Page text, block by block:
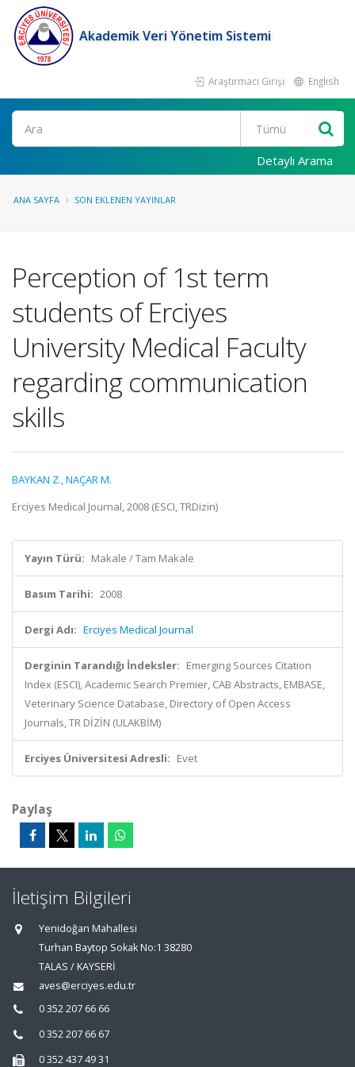
Akademik Veri Yönetim Sistemi
Araştırmacı Girişi English
Ara
Detaylı Arama
ANA SAYFA SON EKLENEN YAYINLAR
Perception of 1st term
students of Erciyes
University Medical Faculty
regarding communication
skills
BAYKAN Z.,NAÇAR M.
Erciyes Medical Journal, 2008 (ESCI, TRDizin)
Yayın Türü: Makale / Tam Makale
Basım Tarihi: 2008
Dergi Adı: Erciyes Medical Journal
Derginin Tarandığı İndeksler: Emerging Sources Citation
Index (ESCI), Academic Search Premier, CAB Abstracts, EMBASE,
Veterinary Science Database, Directory of Open Access
Journals, TR DİZİN (ULAKBİM)
Erciyes Üniversitesi Adresli: Evet
Paylaş
İletişim Bilgileri
Yenidoğan Mahallesi
Turhan Baytop Sokak No:1 38280
TALAS / KAYSERİ
aves@erciyes.edu.tr
0 352 207 66 66
0 352 207 66 67
0 352 437 49 31